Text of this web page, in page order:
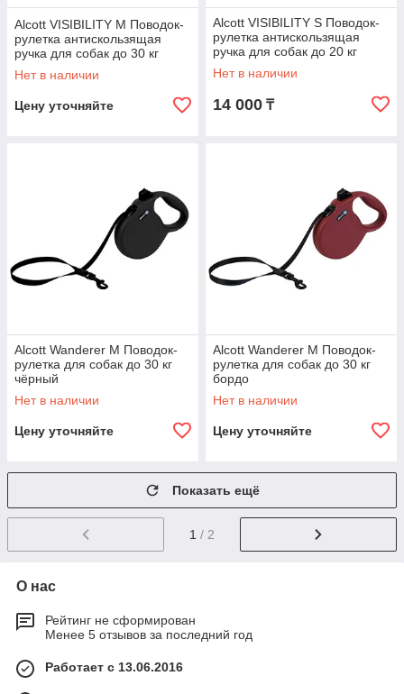
Alcott VISIBILITY M Поводок-
рулетка антискользящая
ручка для собак до 30 кг
Нет в наличии
Цену уточняйте
Alcott VISIBILITY S Поводок-
рулетка антискользящая
ручка для собак до 20 кг
Нет в наличии
14 000 ₸
Alcott Wanderer М Поводок-
рулетка для собак до 30 кг
чёрный
Нет в наличии
Цену уточняйте
Alcott Wanderer М Поводок-
рулетка для собак до 30 кг
бордо
Нет в наличии
Цену уточняйте
Показать ещё
1 / 2
О нас
Рейтинг не сформирован
Менее 5 отзывов за последний год
Работает с 13.06.2016